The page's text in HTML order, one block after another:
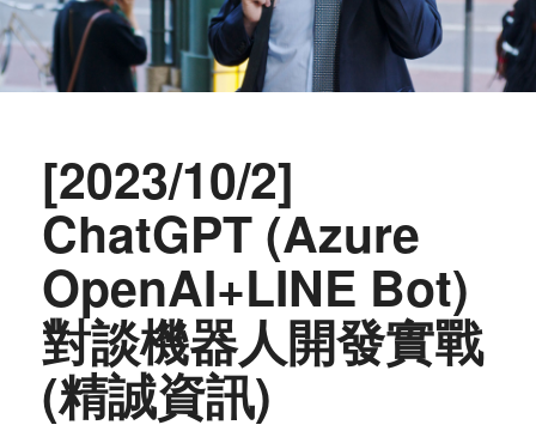
[2023/10/2]
ChatGPT (Azure
OpenAI+LINE Bot)
對談機器人開發實戰
(精誠資訊)